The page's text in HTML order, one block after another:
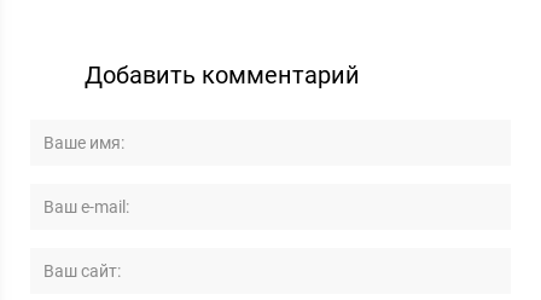
Добавить комментарий